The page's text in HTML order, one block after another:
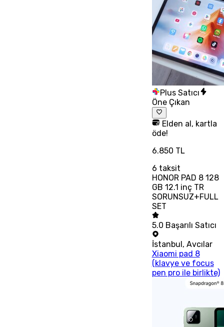
Plus Satıcı
Öne Çıkan
Elden al, kartla
öde!
6.850 TL
6 taksit
HONOR PAD 8 128
GB 12.1 inç TR
SORUNSUZ+FULL
SET
5.0 Başarılı Satıcı
İstanbul, Avcılar
Xiaomi pad 8
(klavye ve focus
pen pro ile birlikte)